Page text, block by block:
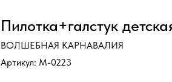
Пилотка+галстук
ВОЛШЕБНАЯ КАРНАВАЛИЯ
Артикул: M-0223